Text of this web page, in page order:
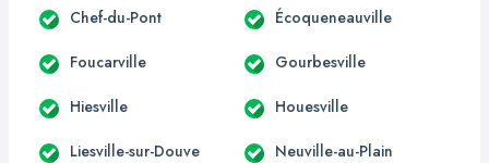
Chef-du-Pont Écoqueneauville
Foucarville Gourbesville
Hiesville Houesville
Liesville-sur-Douve Neuville-au-Plain